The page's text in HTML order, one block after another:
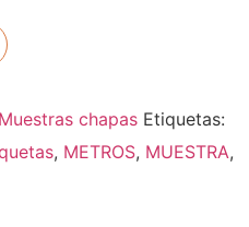
Muestras chapas Etiquetas:
, METROS, MUESTRA,